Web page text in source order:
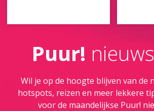
Puur!
Wil je op de hoogte blijven van de
hotspots, reizen en meer lekkere
voor de maandelijkse Puur!